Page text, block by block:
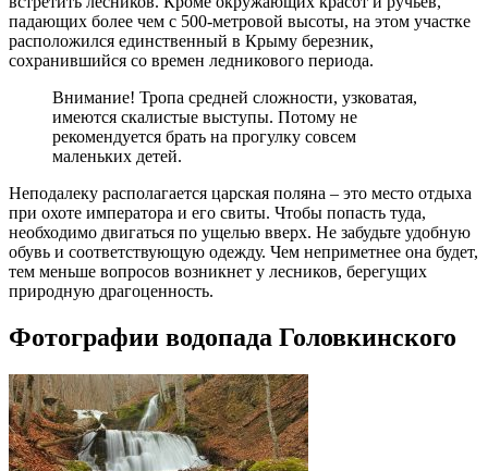
падающих более чем с 500-метровой высоты, на этом участке
расположился единственный в Крыму березник,
сохранившийся со времен ледникового периода.
Внимание! Тропа средней сложности, узковатая,
имеются скалистые выступы. Потому не
рекомендуется брать на прогулку совсем
маленьких детей.
Неподалеку располагается царская поляна – это место отдыха
при охоте императора и его свиты. Чтобы попасть туда,
необходимо двигаться по ущелью вверх. Не забудьте удобную
обувь и соответствующую одежду. Чем неприметнее она будет,
тем меньше вопросов возникнет у лесников, берегущих
природную драгоценность.
Фотографии водопада Головкинского